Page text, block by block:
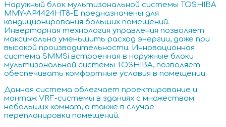
Наружный блок мультизональной системы TOSHIBA
MMY-AP4424HT8-E предназначены для
кондиционирования больших помещений.
Инверторная технология управления позволяет
максимально уменьшить расход энергии, даже при
высокой производительности. Инновационная
система SMMSi встроенная в наружные блоки
мультизональной системы TOSHIBA, позволяет
обеспечивать комфортные условия в помещении.
Данная система облегчает проектирование и
монтаж VRF-системы в зданиях с множеством
небольших комнат, а также в случае
перепланировки помещений.